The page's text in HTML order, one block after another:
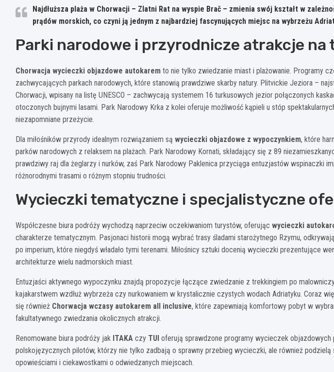
Najdłuższa plaża w Chorwacji – Zlatni Rat na wyspie Brač – zmienia swój kształt w
prądów morskich, co czyni ją jednym z najbardziej fascynujących miejsc na wybrzeżu
Parki narodowe i przyrodnicze atrakcje na
Chorwacja wycieczki objazdowe autokarem to nie tylko zwiedzanie miast i plażowanie. Programy
zachwycających parkach narodowych, które stanowią prawdziwe skarby natury. Plitvickie Jeziora –
Chorwacji, wpisany na listę UNESCO – zachwycają systemem 16 turkusowych jezior połączonych
otoczonych bujnymi lasami. Park Narodowy Krka z kolei oferuje możliwość kąpieli u stóp
niezapomniane przeżycie.
Dla miłośników przyrody idealnym rozwiązaniem są wycieczki objazdowe z wypoczynkiem, które
parków narodowych z relaksem na plażach. Park Narodowy Kornati, składający się z 89
prawdziwy raj dla żeglarzy i nurków, zaś Park Narodowy Paklenica przyciąga entuzjastów wspinaczki
różnorodnymi trasami o różnym stopniu trudności.
Wycieczki tematyczne i specjalistyczne
Współczesne biura podróży wychodzą naprzeciw oczekiwaniom turystów, oferując wycieczki
charakterze tematycznym. Pasjonaci historii mogą wybrać trasy śladami starożytnego Rzymu,
po imperium, które niegdyś władało tymi terenami. Miłośnicy sztuki docenią wycieczki prezentujące
architekturze wielu nadmorskich miast.
Entuzjaści aktywnego wypoczynku znajdą propozycje łączące zwiedzanie z trekkingiem po
kajakarstwem wzdłuż wybrzeża czy nurkowaniem w krystalicznie czystych wodach Adriatyku. Coraz
się również Chorwacja wczasy autokarem all inclusive, które zapewniają komfortowy pobyt w
fakultatywnego zwiedzania okolicznych atrakcji.
Renomowane biura podróży jak ITAKA czy TUI oferują sprawdzone programy wycieczek objazdowych
polskojęzycznych pilotów, którzy nie tylko zadbają o sprawny przebieg wycieczki, ale również podzielą
opowieściami i ciekawostkami o odwiedzanych miejscach.